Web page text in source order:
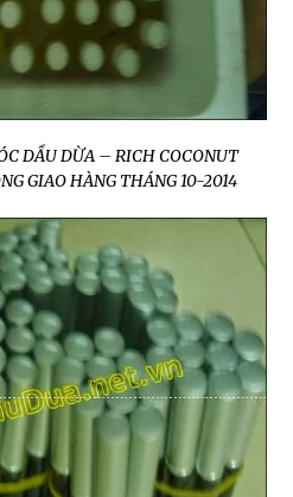
DẦU DỪA – RICH COCONUT
GIAO HÀNG THÁNG 10-2014